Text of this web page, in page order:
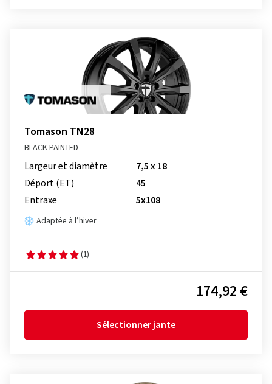
Tomason TN28
BLACK PAINTED
Largeur et diamètre
7,5 x 18
Déport (ET)
45
Entraxe
5x108
Adaptée à l’hiver
(1)
174,92 €
Sélectionner jante